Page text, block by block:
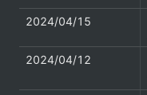
2024/04/15
2024/04/12